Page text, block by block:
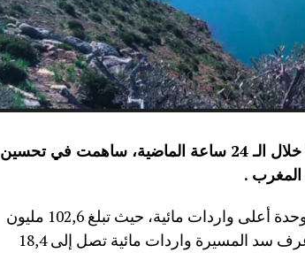
عرفت الموارد المائية بعدد من سدود المملكة ارتفاعا خلال الـ 24 ساعة الماضية، ساهمت في تحسين
.
وأفاد موقع الماديالنا انه “في إقليم تاونات، سجل سد الوحدة أعلى واردات مائية، حيث تبلغ 102,6 مليون
م³، لترتفع نسبة ملئه إلى 71,4%.،وفي إقليم سطات، عرف سد المسيرة واردات مائية تصل إلى 18,4